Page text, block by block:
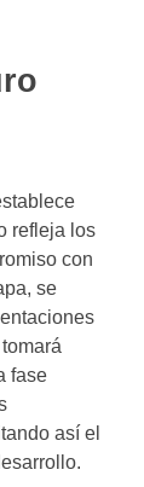
refleja los
con
se
fase
así el